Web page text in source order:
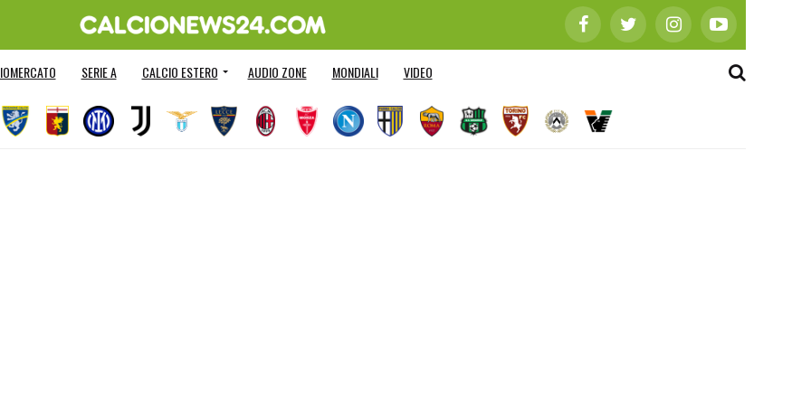
SERIE A CALCIO ESTERO AUDIO ZONE MONDIALI VIDEO